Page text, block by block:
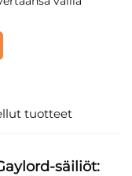
tuotteet
säiliöt: